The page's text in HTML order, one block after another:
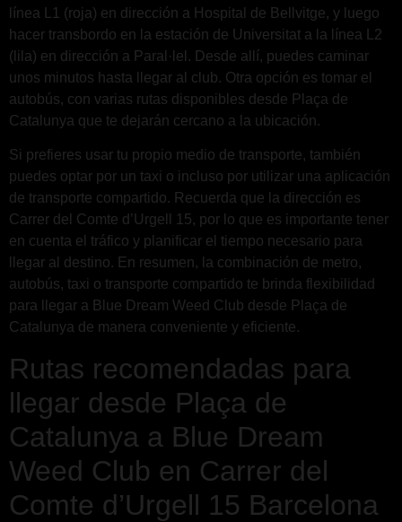
línea L1 (roja) en dirección a Hospital de Bellvitge, y luego
hacer transbordo en la estación de Universitat a la línea L2
(lila) en dirección a Paral·lel. Desde allí, puedes caminar
unos minutos hasta llegar al club. Otra opción es tomar el
autobús, con varias rutas disponibles desde Plaça de
Catalunya que te dejarán cercano a la ubicación.
Si prefieres usar tu propio medio de transporte, también
puedes optar por un taxi o incluso por utilizar una aplicación
de transporte compartido. Recuerda que la dirección es
Carrer del Comte d’Urgell 15, por lo que es importante tener
en cuenta el tráfico y planificar el tiempo necesario para
llegar al destino. En resumen, la combinación de metro,
autobús, taxi o transporte compartido te brinda flexibilidad
para llegar a Blue Dream Weed Club desde Plaça de
Catalunya de manera conveniente y eficiente.
Rutas recomendadas para
llegar desde Plaça de
Catalunya a Blue Dream
Weed Club en Carrer del
Comte d’Urgell 15 Barcelona